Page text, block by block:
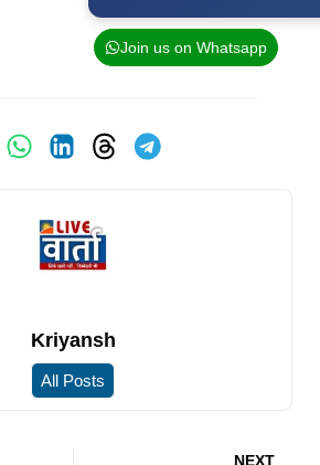
Join us on Whatsapp
Kriyansh
All Posts
NEXT